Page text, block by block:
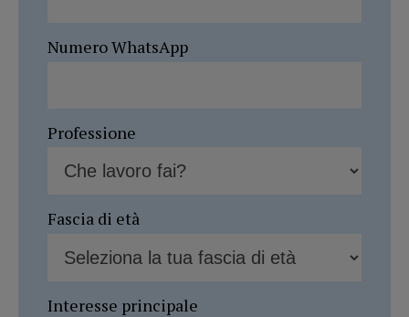
Numero WhatsApp
Professione
Fascia di età
Interesse principale